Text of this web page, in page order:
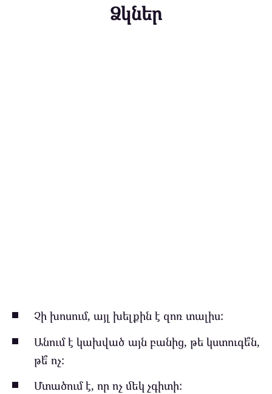
Ձկներ
Չի խոսում, այլ խելքին է զոռ տալիս:
Անում է կախված այն բանից, թե կստուգե՞ն,
թե՞ ոչ:
Մտածում է, որ ոչ մեկ չգիտի: